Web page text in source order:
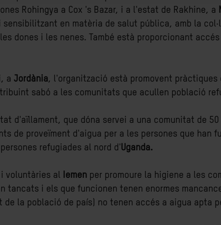
Rohingya a Cox 's Bazar, i a l'estat de Rakhine, a
en matèria de salut pública, amb la
dones i les nenes. També està proporcionant
a Jordània, l'organització està promovent
sabó a les comunitats que acullen població
d'aïllament, que dóna servei a una comunitat de 50
de proveïment d'aigua per a les persones que han
refugiades al nord d'Uganda.
voluntàries al Iemen per promoure la higiene a les
i els que funcionen tenen enormes
de la població de país) no tenen accés a aigua apta